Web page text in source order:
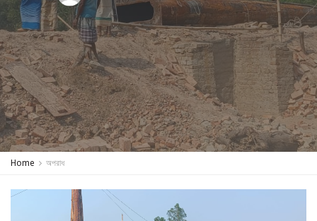
Home অপরাধ